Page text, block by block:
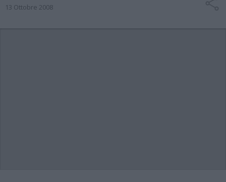
13 Ottobre 2008